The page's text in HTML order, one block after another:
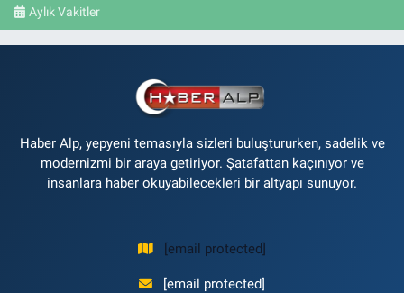
Aylık Vakitler
Haber Alp, yepyeni temasıyla sizleri buluştururken, sadelik ve
modernizmi bir araya getiriyor. Şatafattan kaçınıyor ve
insanlara haber okuyabilecekleri bir altyapı sunuyor.
[email protected]
[email protected]